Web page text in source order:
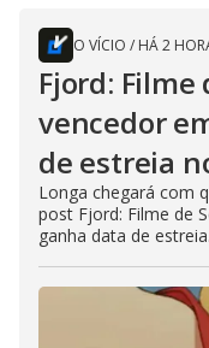
O VÍCIO / HÁ 2
Fjord: Filme
vencedor
de estreia
Longa chegará com
post Fjord: Filme de
ganha data de